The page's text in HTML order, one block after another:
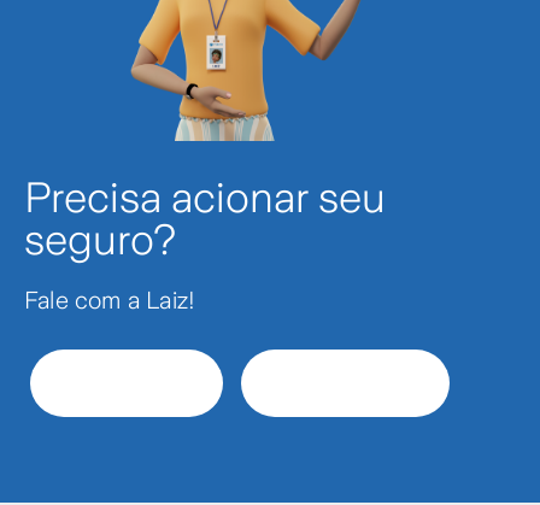
Precisa acionar seu
seguro?
Fale com a Laiz!